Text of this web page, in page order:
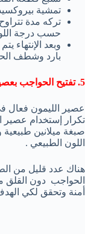
تمشية
حسب درجة
وبعد الإنتهاء
بارد وشطف
5. تفتيح الحواجب بعصير الليمون :
عصير الليمون فعال
تكرار إستخدام
صبغة ميلانين
اللون الطبيعي .
هناك عدد قليل من
الحواجب دون القلق
أمنة وتحقق لكي